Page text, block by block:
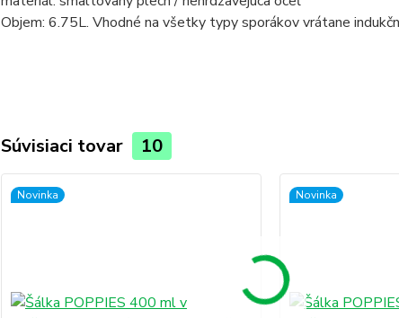
Objem: 6.75L. Vhodné na všetky typy sporákov vrátane
Súvisiaci tovar 10
Novinka Novinka